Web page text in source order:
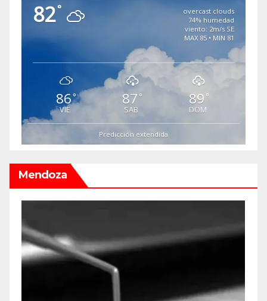
82°
overcast clouds
74% humedad
viento: 2m/s SE
MAX 85 • MIN 81
86°
VIE
87 °
SAB
89 °
DOM
Predicción extendida
Mendoza